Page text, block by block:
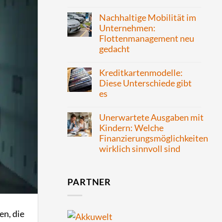
die
Nachhaltige Mobilität im
Unternehmen:
Flottenmanagement neu
gedacht
Kreditkartenmodelle:
Diese Unterschiede gibt
es
Unerwartete Ausgaben mit
Kindern: Welche
Finanzierungsmöglichkeiten
wirklich sinnvoll sind
PARTNER